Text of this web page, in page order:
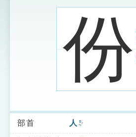
索引選單
份
部首 人 ㄖㄣˊ